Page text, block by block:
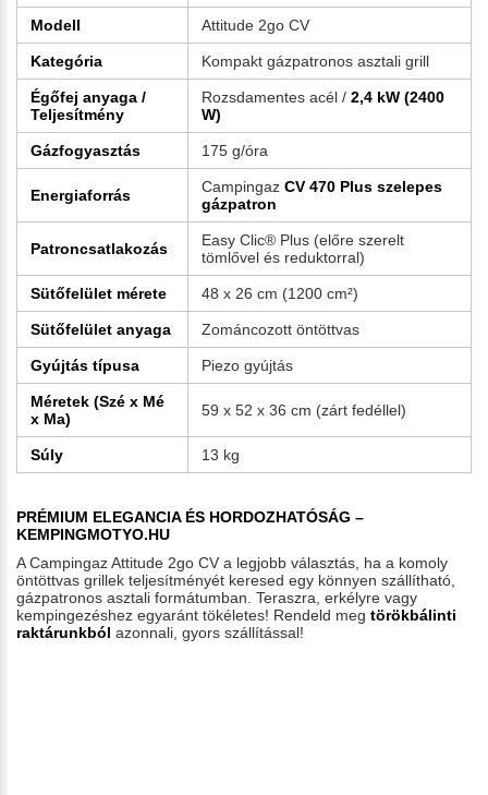
Modell Attitude 2go CV
Kategória Kompakt gázpatronos asztali grill
Égőfej anyaga /
Teljesítmény
Rozsdamentes acél / 2,4 kW (2400
W)
Gázfogyasztás 175 g/óra
Energiaforrás Campingaz CV 470 Plus szelepes
gázpatron
Patroncsatlakozás
Easy Clic® Plus (előre szerelt
tömlővel és reduktorral)
Sütőfelület mérete 48 x 26 cm (1200 cm²)
Sütőfelület anyaga Zománcozott öntöttvas
Gyújtás típusa Piezo gyújtás
Méretek (Szé x Mé
x Ma)
59 x 52 x 36 cm (zárt fedéllel)
Súly 13 kg
PRÉMIUM ELEGANCIA ÉS HORDOZHATÓSÁG –
KEMPINGMOTYO.HU
A Campingaz Attitude 2go CV a legjobb választás, ha a komoly
öntöttvas grillek teljesítményét keresed egy könnyen szállítható,
gázpatronos asztali formátumban. Teraszra, erkélyre vagy
kempingezéshez egyaránt tökéletes! Rendeld meg törökbálinti
raktárunkból azonnali, gyors szállítással!